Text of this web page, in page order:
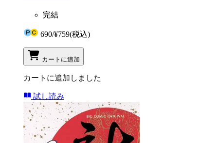
完結
690/¥759(税込)
カートに追加
カートに追加しました
試し読み